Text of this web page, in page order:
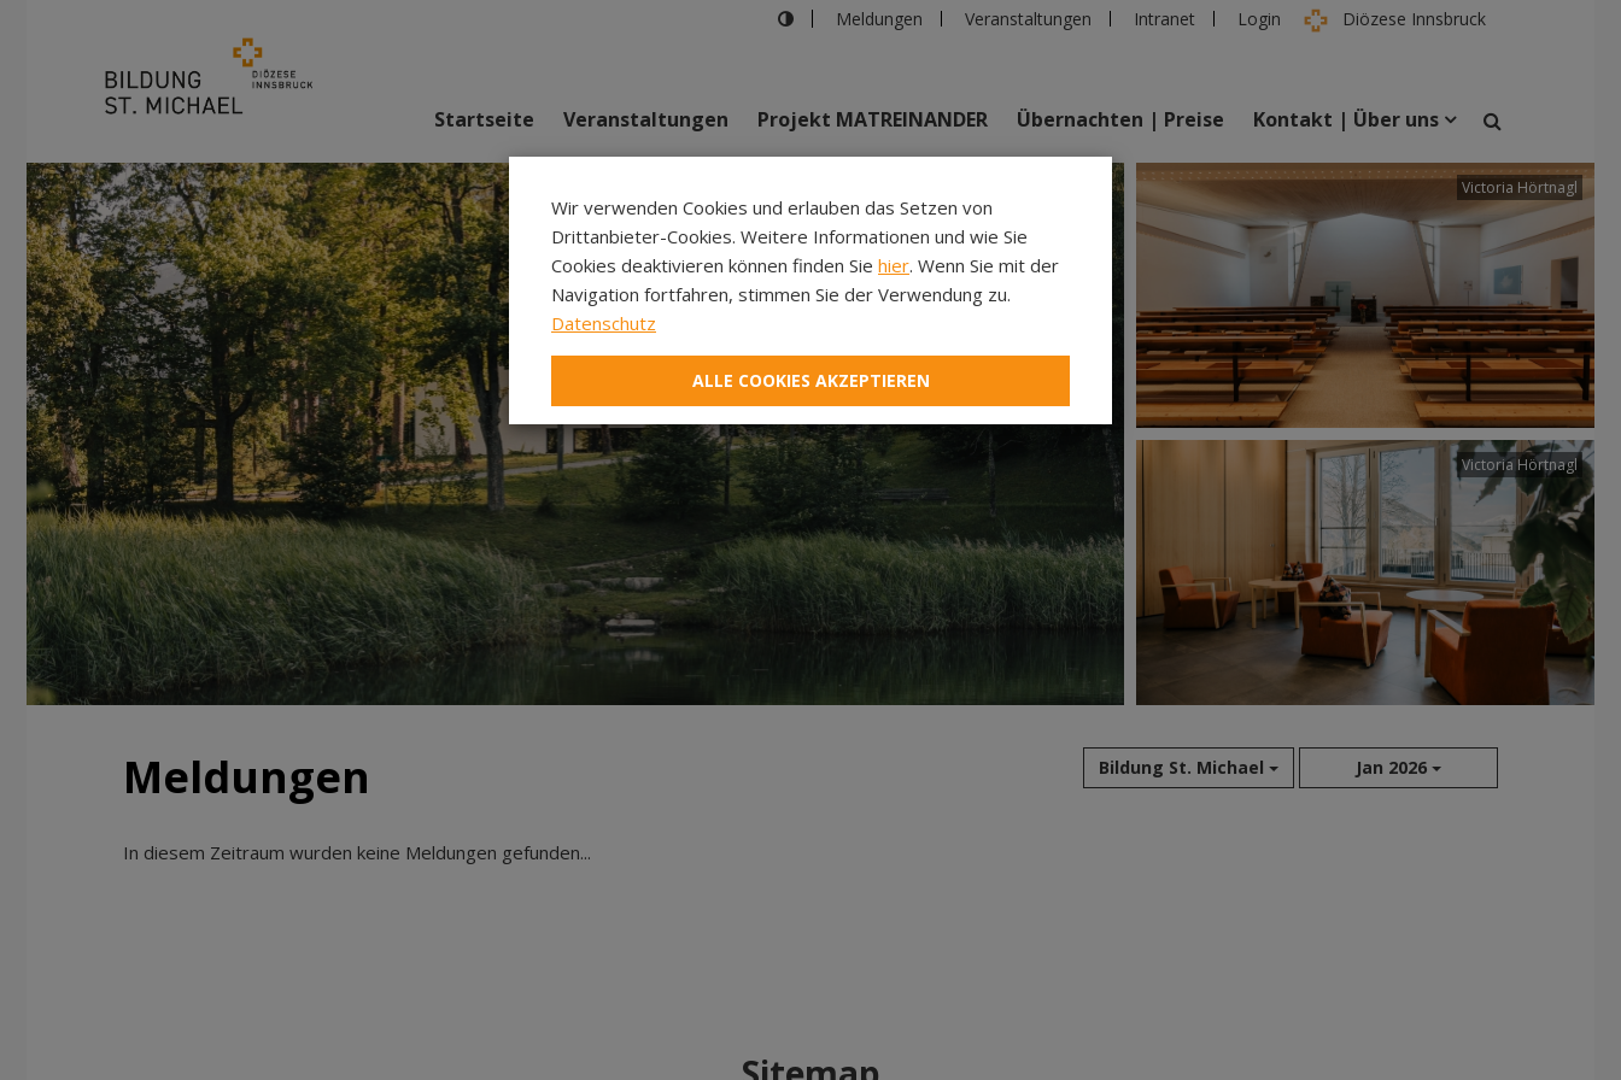
Meldungen Veranstaltungen Intranet Login Diözese Innsbruck
suchen
Veranstaltungen Personen
Startseite Veranstaltungen Projekt MATREINANDER Übernachten | Preise Kontakt | Über uns
Victoria Hörtnagl
Victoria Hörtnagl
Meldungen Bildung St. Michael Jan 2026
In diesem Zeitraum wurden keine Meldungen gefunden...
Wir verwenden Cookies und erlauben das Setzen von
Drittanbieter-Cookies. Weitere Informationen und wie Sie
Cookies deaktivieren können finden Sie hier. Wenn Sie mit der
Navigation fortfahren, stimmen Sie der Verwendung zu.
Datenschutz
ALLE COOKIES AKZEPTIEREN